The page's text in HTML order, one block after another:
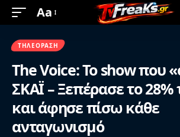
Aa
ΤΗΛΕΌΡΑΣΗ
The Voice: Το show που
ΣΚΑΪ – Ξεπέρασε το
και άφησε πίσω κάθε
ανταγωνισμό